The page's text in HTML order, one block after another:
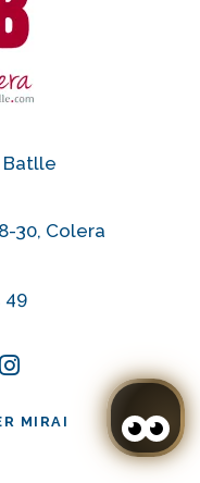
Batlle
30, Colera
49
MIRAI